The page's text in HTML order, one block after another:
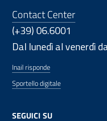
Contact Center
(+39) 06.6001
Dal lunedì al venerdì
Inail risponde
Sportello digitale
SEGUICI SU